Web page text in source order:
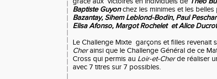
Baptiste Guyonchez les minimes et les
Bazantay, Sihem Leblond-Bodin, Paul
Elisa Afonso, MargotRochelet et Alice
Le Challenge Mixte garçons et filles revenait
Cherainsi que le Challenge Général de ce
Cross qui permis au Loir-et-Cherde réaliser
avec 7 titres sur 7 possibles.